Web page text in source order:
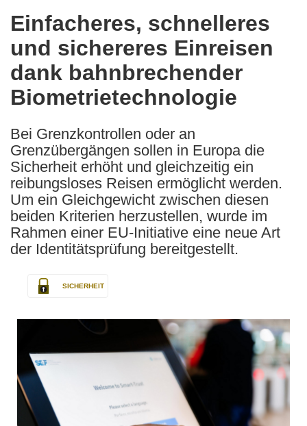
the
following
languages:
Einfacheres, schnelleres
und sichereres Einreisen
dank bahnbrechender
Biometrietechnologie
Bei Grenzkontrollen oder an
Grenzübergängen sollen in Europa die
Sicherheit erhöht und gleichzeitig ein
reibungsloses Reisen ermöglicht werden.
Um ein Gleichgewicht zwischen diesen
beiden Kriterien herzustellen, wurde im
Rahmen einer EU-Initiative eine neue Art
der Identitätsprüfung bereitgestellt.
SICHERHEIT